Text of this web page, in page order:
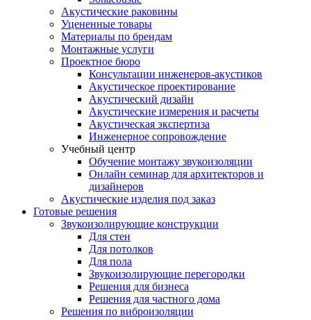
Акустические раковины
Уцененные товары
Материалы по брендам
Монтажные услуги
Проектное бюро
Консультации инженеров-акустиков
Акустическое проектирование
Акустический дизайн
Акустические измерения и расчеты
Акустическая экспертиза
Инженерное сопровождение
Учебный центр
Обучение монтажу звукоизоляции
Онлайн семинар для архитекторов и
дизайнеров
Акустические изделия под заказ
Готовые решения
Звукоизолирующие конструкции
Для стен
Для потолков
Для пола
Звукоизолирующие перегородки
Решения для бизнеса
Решения для частного дома
Решения по виброизоляции